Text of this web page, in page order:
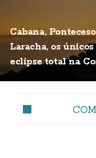
Cabana,
Laracha, os
eclipse total na